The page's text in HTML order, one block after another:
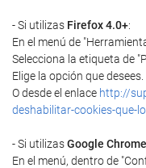
- Si utilizas Firefox 4.0+:
En el menú de
Selecciona la etiqueta de
Elige la opción que desees.
O desde el enlace http://
deshabilitar-cookies-que-
- Si utilizasGoogle Chrome
En el menú, dentro de